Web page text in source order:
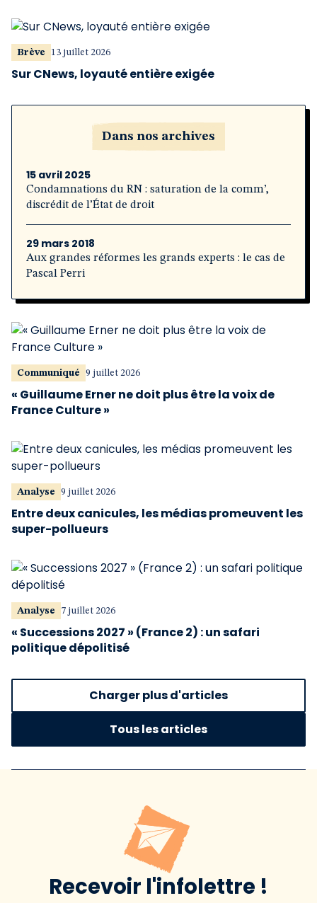
Brève 13 juillet 2026
Sur CNews, loyauté entière exigée
Dans nos archives
15 avril 2025
Condamnations du RN : saturation de la comm’,
discrédit de l’État de droit
29 mars 2018
Aux grandes réformes les grands experts : le cas de
Pascal Perri
Communiqué 9 juillet 2026
« Guillaume Erner ne doit plus être la voix de
France Culture »
Analyse 9 juillet 2026
Entre deux canicules, les médias promeuvent les
super-pollueurs
Analyse 7 juillet 2026
« Successions 2027 » (France 2) : un safari
politique dépolitisé
Charger plus d'articles
Tous les articles
Recevoir l'infolettre !